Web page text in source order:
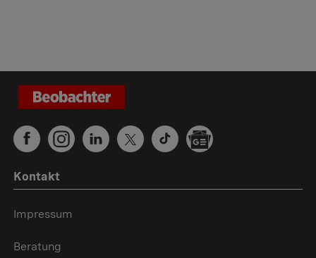
Kontakt
Impressum
Beratung